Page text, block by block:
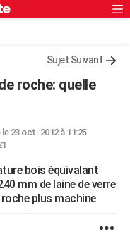
Sujet Suivant
roche: quelle
23 oct. 2012 à 11:25
bois équivalant
mm de laine de verre
plus machine